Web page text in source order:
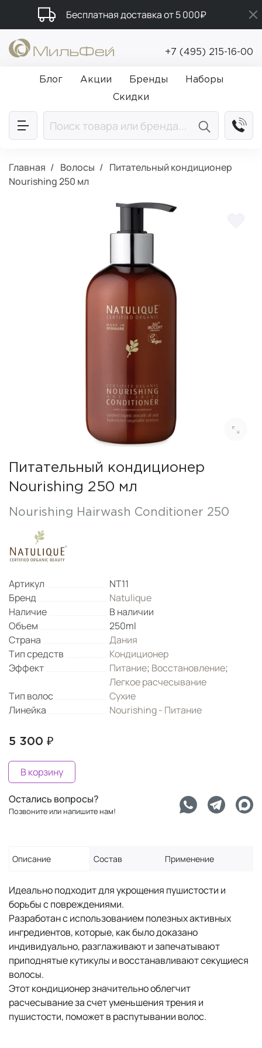
Бесплатная доставка от 5 000₽
Промокод ПРИВЕТ
Подарки в каждый заказ от 5 000₽
+7 (495) 215-16-00
Блог Акции Бренды
Наборы
Скидки
Главная Волосы
Питательный кондиционер
Nourishing 250 мл
Питательный кондиционер
Nourishing 250 мл
Nourishing Hairwash Conditioner 250
Артикул
NT11
Бренд
Natulique
Наличие
В наличии
Объем
250ml
Страна
Дания
Тип средств
Кондиционер
Эффект
Питание; Восстановление;
Легкое расчесывание
Тип волос
Сухие
Линейка
Nourishing - Питание
5 300 ₽
В корзину
Остались вопросы?
Позвоните или напишите нам!
Описание Состав Применение
Идеально подходит для укрощения пушистости и
борьбы с повреждениями.
Разработан с использованием полезных активных
ингредиентов, которые, как было доказано
индивидуально, разглаживают и запечатывают
приподнятые кутикулы и восстанавливают секущиеся
волосы.
Этот кондиционер значительно облегчит
расчесывание за счет уменьшения трения и
пушистости, поможет в распутывании волос.